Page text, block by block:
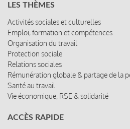
LES THÈMES
Activités sociales et culturelles
Emploi, formation et compétences
Organisation du travail
Protection sociale
Relations sociales
Rémunération globale & partage de la
Santé au travail
Vie économique, RSE & solidarité
ACCÈS RAPIDE